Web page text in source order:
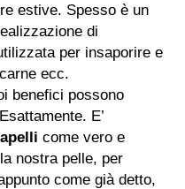
estive. Spesso è un
di
per insaporire e
ecc.
benefici possono
E’
come vero e
nostra pelle, per
come già detto,